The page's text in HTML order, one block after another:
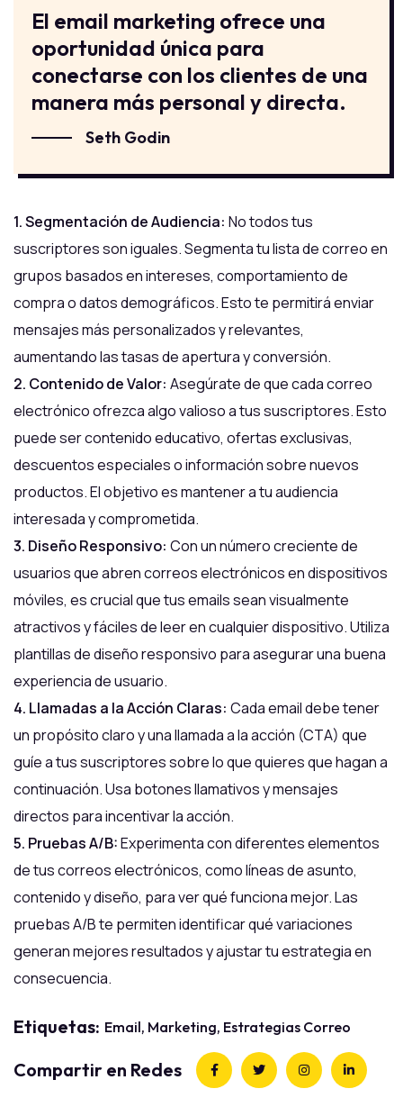
El email marketing ofrece una
oportunidad única para
conectarse con los clientes de una
manera más personal y directa.
Seth Godin
1. Segmentación de Audiencia: No todos tus
suscriptores son iguales. Segmenta tu lista de correo en
grupos basados en intereses, comportamiento de
compra o datos demográficos. Esto te permitirá enviar
mensajes más personalizados y relevantes,
aumentando las tasas de apertura y conversión.
2. Contenido de Valor: Asegúrate de que cada correo
electrónico ofrezca algo valioso a tus suscriptores. Esto
puede ser contenido educativo, ofertas exclusivas,
descuentos especiales o información sobre nuevos
productos. El objetivo es mantener a tu audiencia
interesada y comprometida.
3. Diseño Responsivo: Con un número creciente de
usuarios que abren correos electrónicos en dispositivos
móviles, es crucial que tus emails sean visualmente
atractivos y fáciles de leer en cualquier dispositivo. Utiliza
plantillas de diseño responsivo para asegurar una buena
experiencia de usuario.
4. Llamadas a la Acción Claras: Cada email debe tener
un propósito claro y una llamada a la acción (CTA) que
guíe a tus suscriptores sobre lo que quieres que hagan a
continuación. Usa botones llamativos y mensajes
directos para incentivar la acción.
5. Pruebas A/B:Experimenta con diferentes elementos
de tus correos electrónicos, como líneas de asunto,
contenido y diseño, para ver qué funciona mejor. Las
pruebas A/B te permiten identificar qué variaciones
generan mejores resultados y ajustar tu estrategia en
consecuencia.
Etiquetas: Email Marketing Estrategias Correo
Compartir en Redes